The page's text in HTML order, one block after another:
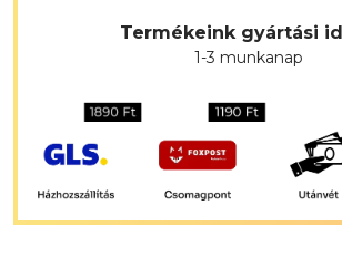
Termékeink gyártási
1-3 munkanap